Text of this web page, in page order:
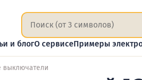
и блогО сервисеПримеры
выключатели